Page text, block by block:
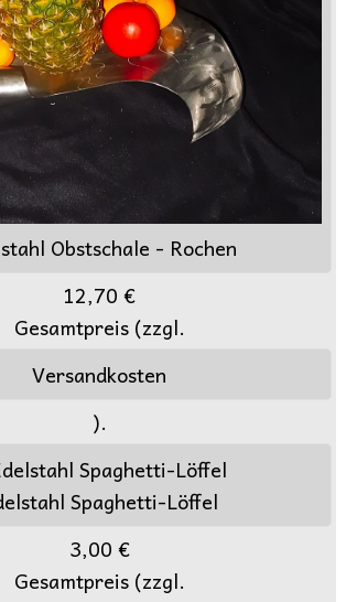
Obstschale - Rochen
12,70 €
Gesamtpreis (zzgl.
Versandkosten
).
Spaghetti-Löffel
3,00 €
Gesamtpreis (zzgl.